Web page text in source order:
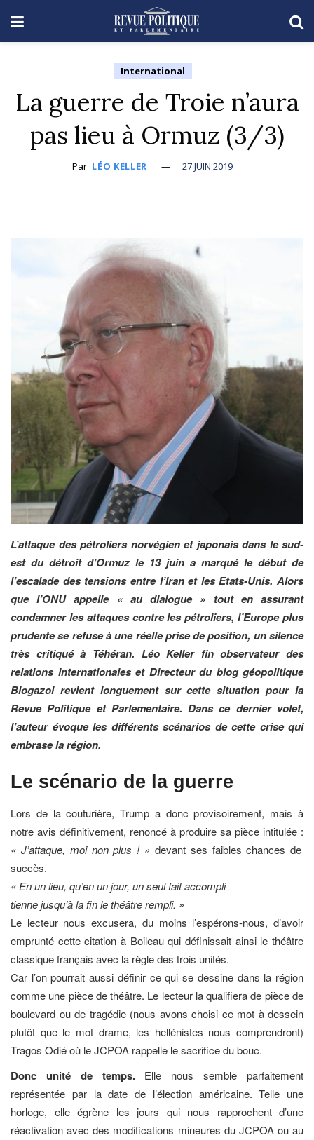
International
La guerre de Troie n’aura
pas lieu à Ormuz (3/3)
Par LÉO KELLER 27 JUIN 2019
L’attaque des pétroliers norvégien et japonais dans le sud-
est du détroit d’Ormuz le 13 juin a marqué le début de
l’escalade des tensions entre l’Iran et les Etats-Unis. Alors
que l’ONU appelle « au dialogue » tout en assurant
condamner les attaques contre les pétroliers, l’Europe plus
prudente se refuse à une réelle prise de position, un silence
très critiqué à Téhéran. Léo Keller fin observateur des
relations internationales et Directeur du blog géopolitique
Blogazoi revient longuement sur cette situation pour la
Revue Politique et Parlementaire. Dans ce dernier volet,
l’auteur évoque les différents scénarios de cette crise qui
embrase la région.
Le scénario de la guerre
Lors de la couturière, Trump a donc provisoirement, mais à
notre avis définitivement, renoncé à produire sa pièce intitulée :
« J’attaque, moi non plus ! » devant ses faibles chances de
succès.
« En un lieu, qu’en un jour, un seul fait accompli
tienne jusqu’à la fin le théâtre rempli. »
Le lecteur nous excusera, du moins l’espérons-nous, d’avoir
emprunté cette citation à Boileau qui définissait ainsi le théâtre
classique français avec la règle des trois unités.
Car l’on pourrait aussi définir ce qui se dessine dans la région
comme une pièce de théâtre. Le lecteur la qualifiera de pièce de
boulevard ou de tragédie (nous avons choisi ce mot à dessein
plutôt que le mot drame, les hellénistes nous comprendront)
Tragos Odié où le JCPOA rappelle le sacrifice du bouc.
Donc unité de temps.Elle nous semble parfaitement
représentée par la date de l’élection américaine. Telle une
horloge, elle égrène les jours qui nous rapprochent d’une
réactivation avec des modifications mineures du JCPOA ou au